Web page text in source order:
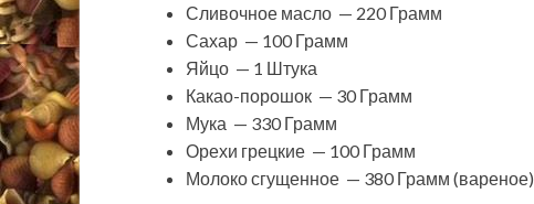
Сливочное масло — 220 Грамм
Сахар — 100 Грамм
Яйцо — 1 Штука
Какао-порошок — 30 Грамм
Мука — 330 Грамм
Орехи грецкие — 100 Грамм
Молоко сгущенное — 380 Грамм (вареное)